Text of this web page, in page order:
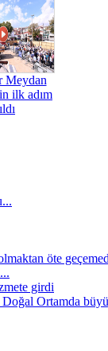
Meydan
ilk adım
öte
girdi
Ortamda